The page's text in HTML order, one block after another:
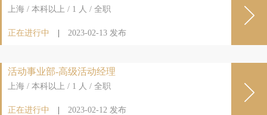
上海 / 本科以上 / 1 人 / 全职
正在进行中 2023-02-13 发布
活动事业部-高级活动经理
上海 / 本科以上 / 1 人 / 全职
正在进行中 2023-02-12 发布